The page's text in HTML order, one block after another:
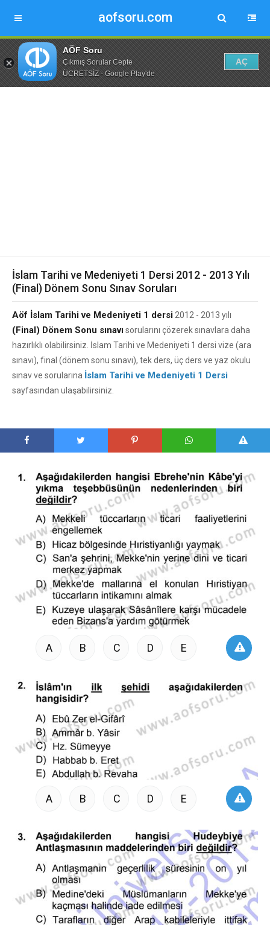
aofsoru.com
AÖF Soru
Çıkmış Sorular Cepte
ÜCRETSİZ - Google Play'de
AÇ
İslam Tarihi ve Medeniyeti 1 Dersi 2012 - 2013 Yılı
(Final) Dönem Sonu Sınav Soruları
Aöf İslam Tarihi ve Medeniyeti 1 dersi 2012 - 2013 yılı
(Final) Dönem Sonu sınavısorularını çözerek sınavlara daha
hazırlıklı olabilirsiniz. İslam Tarihi ve Medeniyeti 1 dersi vize (ara
sınavı), final (dönem sonu sınavı), tek ders, üç ders ve yaz okulu
sınav ve sorularına İslam Tarihi ve Medeniyeti 1 Dersi
sayfasından ulaşabilirsiniz.
A B C D E
A B C D E